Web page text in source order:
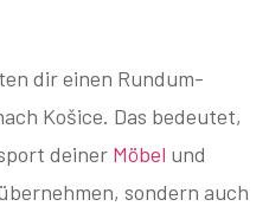
dir einen Rundum-
Košice. Das bedeutet,
deiner Möbel und
sondern auch